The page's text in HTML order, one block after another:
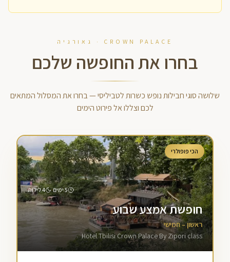
CROWN PALACE · גאורגיה
בחרו את החופשה שלכם
שלושה סוגי חבילות נופש כשרות לטביליסי — בחרו את המסלול המתאים
לכם וצללו אל פירוט הימים
הכי פופולרי
5ימים·
4לילות
חופשת אמצע שבוע
ראשון – חמישי
Hotel Tbilisi Crown Palace By Zipori class